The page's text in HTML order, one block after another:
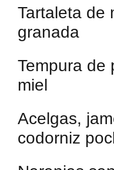
Tartaleta de
granada
Tempura de
miel
Acelgas,
codorniz